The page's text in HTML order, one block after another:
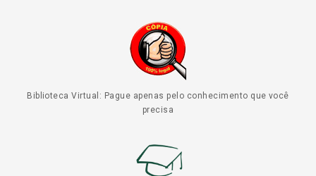
Biblioteca Virtual: Pague apenas pelo conhecimento que você
precisa